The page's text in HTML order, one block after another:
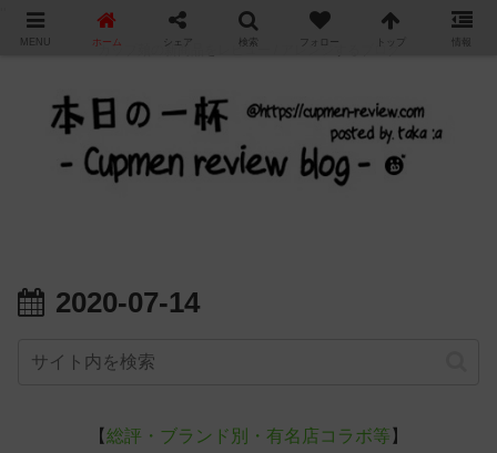
カップ麺の新商品をレビュー / アレンジするブログ
2020-07-14
【総評・ブランド別・有名店コラボ等 】
MENU ホーム シェア 検索 フォロー トップ 情報